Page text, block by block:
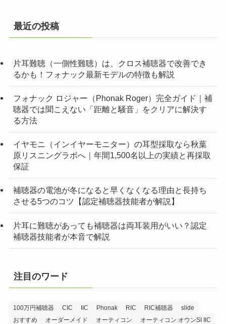
最近の投稿
片耳難聴（一側性難聴）は、クロス補聴器で改善でき
るかも！フォナック最新モデルの特徴も解説
フォナック ロジャー（Phonak Roger）完全ガイド｜補
聴器では聞こえない「距離と騒音」をクリアに解決す
る方法
イヤモニ（インイヤーモニター）の耳型採取なら秋葉
原リスニングラボへ｜年間1,500名以上の実績と再採取
保証
補聴器の電池が冬になると早くなくなる理由と長持ち
させる5つのコツ【認定補聴器技能者が解説】
片耳に難聴があっても補聴器は両耳装用がいい？認定
補聴器技能者が本音で解説
注目のワード
100万円補聴器 CIC IIC Phonak RIC RIC補聴器
slide
おすすめ
オーダーメイド オーティコン
オーティコン オウンSI IIC